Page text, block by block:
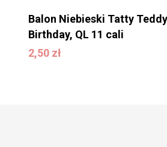
Balon Niebieski Tatty
Birthday, QL 11 cali
2,50 zł
2,50